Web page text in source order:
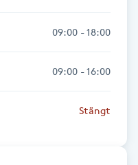
09:00 - 18:00
09:00 - 16:00
Stängt